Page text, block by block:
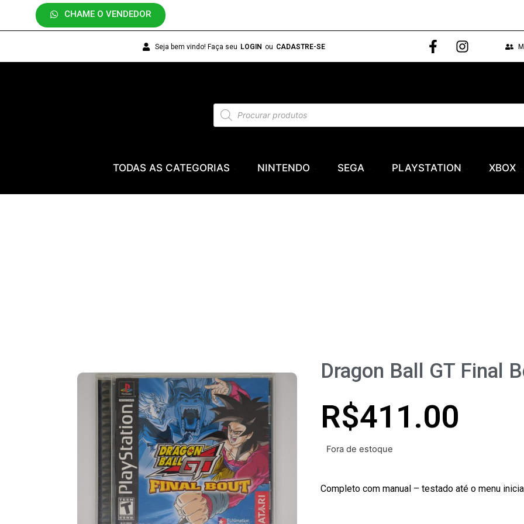
CHAME O VENDEDOR
Seja bem vindo! Faça seu LOGIN ou CADASTRE-SE
TODAS AS CATEGORIAS NINTENDO SEGA PLAYSTATION XBOX
Dragon Ball GT Final
R$411.00
Fora de estoque
Completo com manual – testado até o menu